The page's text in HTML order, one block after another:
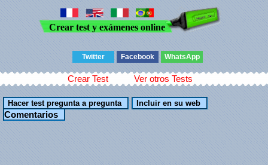
Crear test y exámenes online
Twitter Facebook WhatsApp
Crear Test Ver otros Tests
Comentarios